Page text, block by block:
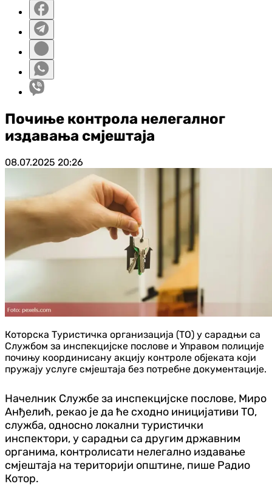
Почиње контрола нелегалног
издавања смјештаја
08.07.2025 20:26
Которска Туристичка организација (ТО) у сарадњи са
Службом за инспекцијске послове и Управом полиције
почињу координисану акцију контроле објеката који
пружају услуге смјештаја без потребне документације.
Начелник Службе за инспекцијске послове, Миро
Анђелић, рекао је да ће сходно иницијативи ТО,
служба, односно локални туристички
инспектори, у сарадњи са другим државним
органима, контролисати нелегално издавање
смјештаја на територији општине, пише Радио
Котор.